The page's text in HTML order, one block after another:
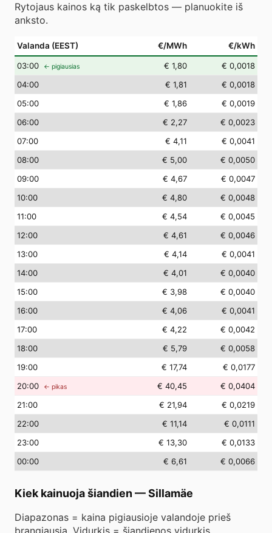
Rytojaus kainos ką tik paskelbtos — planuokite iš
anksto.
Valanda (EEST) €/MWh €/kWh
03:00 ← pigiausias € 1,80
€ 0,0018
04:00 € 1,81
€ 0,0018
05:00 € 1,86
€ 0,0019
06:00 € 2,27
€ 0,0023
07:00 € 4,11
€ 0,0041
08:00 € 5,00
€ 0,0050
09:00 € 4,67
€ 0,0047
10:00 € 4,80
€ 0,0048
11:00 € 4,54
€ 0,0045
12:00 € 4,61
€ 0,0046
13:00 € 4,14
€ 0,0041
14:00 € 4,01
€ 0,0040
15:00 € 3,98
€ 0,0040
16:00 € 4,06
€ 0,0041
17:00 € 4,22
€ 0,0042
18:00 € 5,79
€ 0,0058
19:00 € 17,74
€ 0,0177
20:00 ← pikas € 40,45
€ 0,0404
21:00 € 21,94
€ 0,0219
22:00 € 11,14
€ 0,0111
23:00 € 13,30
€ 0,0133
00:00 € 6,61 € 0,0066
Kiek kainuoja šiandien —Sillamäe
Diapazonas = kaina pigiausioje valandoje prieš
brangiausią. Vidurkis = šiandienos vidurkis.